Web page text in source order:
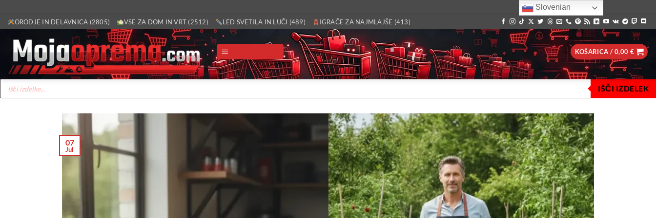
Skoči
na
vsebino
ORODJE IN DELAVNICA (2805) VSE ZA DOM IN VRT (2512) LED SVETILA IN LUČI (489) IGRAČE ZA NAJMLAJŠE (413)
KOŠARICA / 0,00 €
Products
search
IŠČI IZDELEK
07
Jul
Slovenian